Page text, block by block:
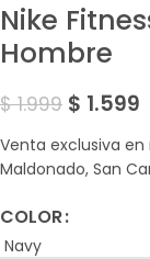
Nike
Hombre
$1.999 $ 1.599
Venta exclusiva
Maldonado, San
COLOR
Navy